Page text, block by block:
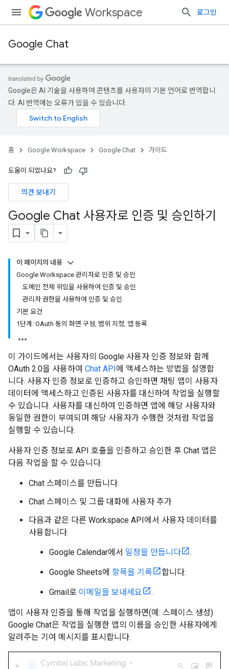
Workspace 로그인
Google Chat
Google은 AI 기술을 사용하여 콘텐츠를 사용자의 기본 언어로 번역합니
다. AI 번역에는 오류가 있을 수 있습니다.
홈 Google Workspace Google Chat 가이드
도움이 되었나요?
의견 보내기
Google Chat 사용자로 인증 및 승인하기
이 페이지의 내용
Google Workspace 관리자로 인증 및 승인
도메인 전체 위임을 사용하여 인증 및 승인
관리자 권한을 사용하여 인증 및 승인
기본 요건
1단계: OAuth 동의 화면 구성, 범위 지정, 앱 등록
이 가이드에서는 사용자의 Google 사용자 인증 정보와 함께
OAuth 2.0을 사용하여 Chat API에 액세스하는 방법을 설명합
니다. 사용자 인증 정보로 인증하고 승인하면 채팅 앱이 사용자
데이터에 액세스하고 인증된 사용자를 대신하여 작업을 실행할
수 있습니다. 사용자를 대신하여 인증하면 앱에 해당 사용자와
동일한 권한이 부여되며 해당 사용자가 수행한 것처럼 작업을
실행할 수 있습니다.
사용자 인증 정보로 API 호출을 인증하고 승인한 후 Chat 앱은
다음 작업을 할 수 있습니다.
Chat 스페이스를 만듭니다.
Chat 스페이스 및 그룹 대화에 사용자 추가
다음과 같은 다른 Workspace API에서 사용자 데이터를
사용합니다.
Google Calendar에서 일정을 만듭니다 .
Google Sheets에 항목을 기록 합니다.
Gmail로 이메일을 보내세요 .
앱이 사용자 인증을 통해 작업을 실행하면(예: 스페이스 생성)
Google Chat은 작업을 실행한 앱의 이름을 승인한 사용자에게
알려주는 기여 메시지를 표시합니다.